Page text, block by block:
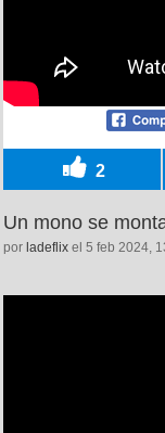
2
Un mono se
por ladeflix el 5 feb 2024,